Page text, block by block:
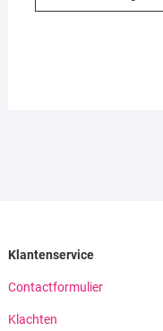
Klantenservice
Contactformulier
Klachten